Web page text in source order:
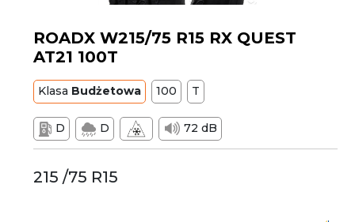
ROADX W215/75 R15 RX QUEST
AT21 100T
Klasa Budżetowa 100 T
D D 72 dB
215 /75 R15